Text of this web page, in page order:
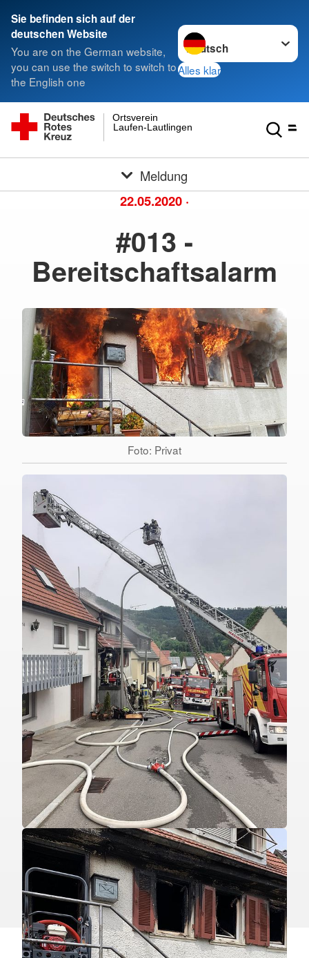
Sie befinden sich auf der
deutschen Website
You are on the German website,
you can use the switch to switch to
the English one
Sprache wechseln zu
Alles klar
Laufen-Lautlingen
Ortsverein
Meldung
22.05.2020 ·
#013 -
Bereitschaftsalarm
Foto: Privat